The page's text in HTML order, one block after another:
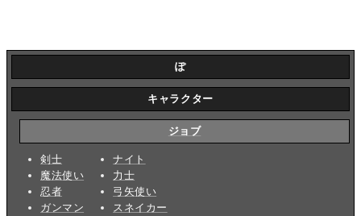
ぽ
キャラクター
ジョブ
剣士
魔法使い
忍者
ガンマン
ナイト
力士
弓矢使い
スネイカー